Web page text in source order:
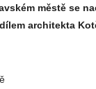
městě se
architekta